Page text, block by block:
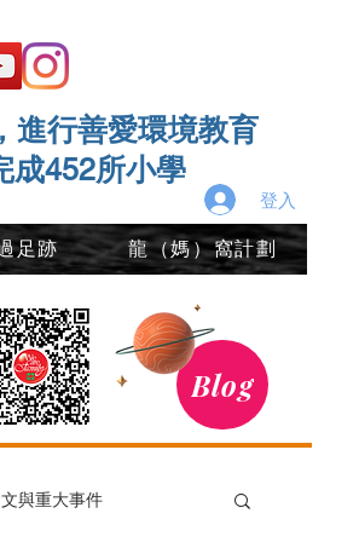
進行善愛環境教育
成452所小學
登入
足跡 龍（媽）窩計劃
Blog
與重大事件